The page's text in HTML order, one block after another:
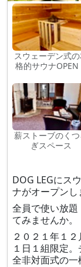
スウェーデン式
格的サウナOPEN
薪ストーブのくつ
ぎスペース
DOG LEGにス
ナがオープンし
全員で使い放
てみませんか。
２０２１年１
１日１組限定
全非対面式の一